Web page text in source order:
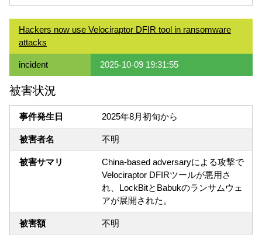
Hackers now use Velociraptor DFIR tool in ransomware
attacks
incident 2025-10-09 19:31:55
被害状況
事件発生日 2025年8月初旬から
被害者名 不明
被害サマリ
China-based adversaryによる攻撃で
Velociraptor DFIRツールが悪用さ
れ、LockBitとBabukのランサムウェ
アが展開された。
被害額 不明